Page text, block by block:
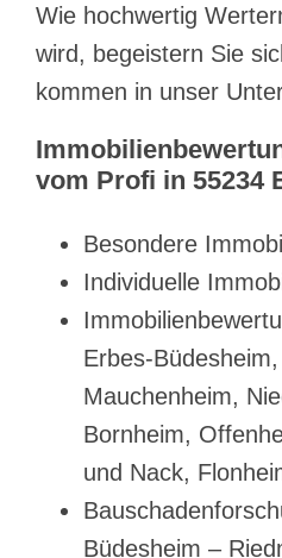
Wie hochwertig
wird, begeistern Sie
kommen in unser
vom Profi in 55234
Besondere
Individuelle
Erbes-
Mauchenheim,
Bornheim,
und Nack,
Büdesheim –